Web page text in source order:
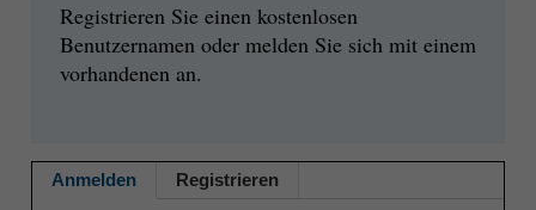
Registrieren Sie einen kostenlosen
Benutzernamen oder melden Sie sich mit einem
vorhandenen an.
Anmelden Registrieren